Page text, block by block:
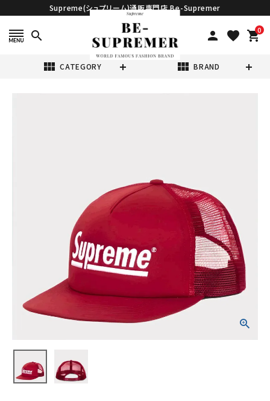
Supreme(シュプリーム)通販専門店 Be-Supremer
search person favorite 0
shopping_cart
view_module CATEGORY view_module BRAND
ュバック5パネルキ
ャップ カーディナ
NEW ITEMS
Tシャツ・ロングスリーブ
パーカー・トレーナー